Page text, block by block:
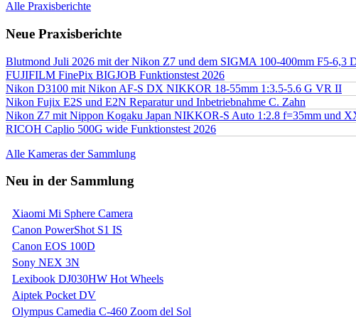
Alle Praxisberichte
Neue Praxisberichte
Blutmond Juli 2026 mit der Nikon Z7 und dem SIGMA 100-400mm F5-6,3
FUJIFILM FinePix BIGJOB Funktionstest 2026
Nikon D3100 mit Nikon AF-S DX NIKKOR 18-55mm 1:3.5-5.6 G VR II
Nikon Fujix E2S und E2N Reparatur und Inbetriebnahme C. Zahn
Nikon Z7 mit Nippon Kogaku Japan NIKKOR-S Auto 1:2.8 f=35mm und
RICOH Caplio 500G wide Funktionstest 2026
Alle Kameras der Sammlung
Neu in der Sammlung
Xiaomi Mi Sphere Camera
Canon PowerShot S1 IS
Canon EOS 100D
Sony NEX 3N
Lexibook DJ030HW Hot Wheels
Aiptek Pocket DV
Olympus Camedia C-460 Zoom del Sol